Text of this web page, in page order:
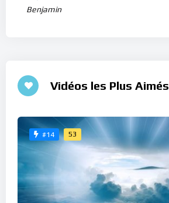
Benjamin
Vidéos les Plus Aimés
#14 53